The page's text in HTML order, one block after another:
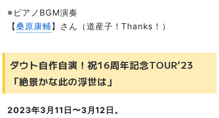
※ピアノBGM演奏
【 桑原康輔 】さん（道産子！Thanks！）
ダウト自作自演！祝16周年記念TOUR’23
「絶景かな此の浮世は」
2023年3月11日〜3月12日。